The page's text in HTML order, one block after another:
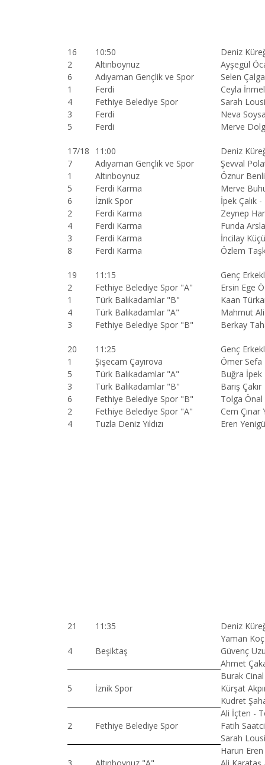
16 10:50
Deniz
2
Altınboynuz
Ayşegül
6
Adıyaman Gençlik ve Spor
Selen
1
Ferdi
Ceyla
4
Fethiye Belediye Spor
Sarah
3
Ferdi
Neva
5
Ferdi Merve
17/18 11:00
Deniz
7
Adıyaman Gençlik ve Spor
Şevval
1
Altınboynuz
Öznur
5
Ferdi Karma
Merve
6
İznik Spor
İpek Çalık
2
Ferdi Karma
Zeynep
4
Ferdi Karma
Funda
3
Ferdi Karma
İncilay
8
Ferdi Karma Özlem
19 11:15
Genç
2
Fethiye Belediye Spor "A"
Ersin Ege
1
Türk Balıkadamlar "B"
Kaan
4
Türk Balıkadamlar "A"
Mahmut
3
Fethiye Belediye Spor "B" Berkay
20 11:25
Genç
1
Şişecam Çayırova
Ömer Sefa
5
Türk Balıkadamlar "A"
Buğra İpek
3
Türk Balıkadamlar "B"
Barış Çakır
6
Fethiye Belediye Spor "B"
Tolga Önal
2
Fethiye Belediye Spor "A"
Cem Çınar
4
Tuzla Deniz Yıldızı Eren
21 11:35 Deniz
4 Beşiktaş
Yaman
Güvenç
Ahmet
5 İznik Spor
Burak
Kürşat
Kudret
2 Fethiye Belediye Spor
Ali İçten -
Fatih
Sarah
Harun